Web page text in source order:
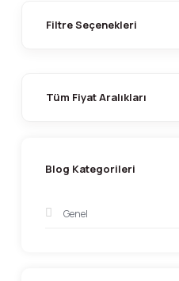
Filtre Seçenekleri
Tüm Fiyat Aralıkları
Blog Kategorileri
Genel